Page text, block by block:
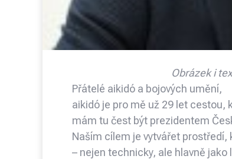
Obrázek i
Přátelé aikidó a bojových umění,
aikidó je pro mě už 29 let cestou,
mám tu čest být prezidentem
Naším cílem je vytvářet
– nejen technicky, ale hlavně